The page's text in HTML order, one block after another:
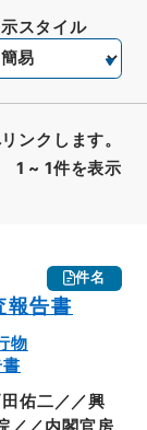
1 ~ 1件を表示
スタイル
ンクします。
件名
報告書
物
佑二／／興